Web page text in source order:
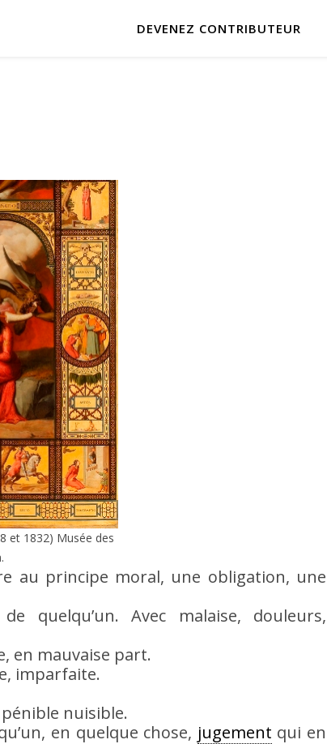
DEVENEZ CONTRIBUTEUR
et 1832) Musée des
au principe moral, une obligation, une
quelqu’un. Avec malaise, douleurs,
en mauvaise part.
imparfaite.
nuisible.
en quelque chose, jugement qui en